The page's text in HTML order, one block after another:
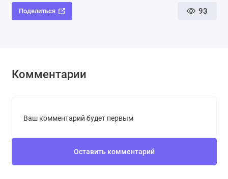
Поделиться 93
Комментарии
Ваш комментарий будет первым
Оставить комментарий